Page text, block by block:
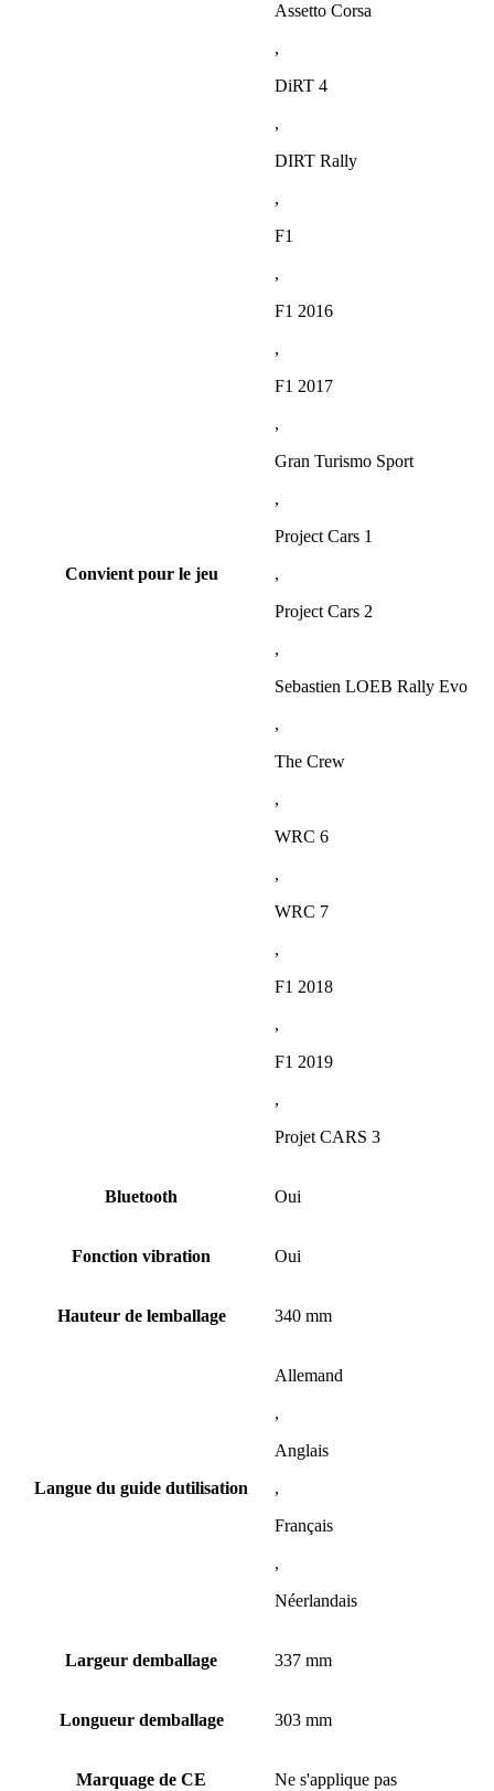
Convient pour le jeu
Assetto Corsa
,
DiRT 4
,
DIRT Rally
,
F1
,
F1 2016
,
F1 2017
,
Gran Turismo Sport
,
Project Cars 1
,
Project Cars 2
,
Sebastien LOEB Rally Evo
,
The Crew
,
WRC 6
,
WRC 7
,
F1 2018
,
F1 2019
,
Projet CARS 3
Bluetooth Oui
Fonction vibration Oui
Hauteur de lemballage 340 mm
Langue du guide dutilisation
Allemand
,
Anglais
,
Français
,
Néerlandais
Largeur demballage 337 mm
Longueur demballage 303 mm
Marquage de CE Ne s'applique pas